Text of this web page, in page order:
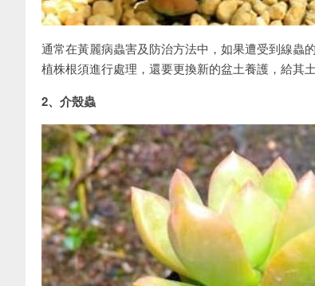
通常在黃麗病蟲害及防治方法中，如果遭受到線蟲
植株根須進行處理，還要更換新的盆土養護，給其
2、介殼蟲